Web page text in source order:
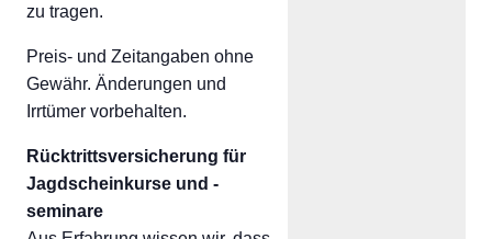
zu tragen.
Preis- und Zeitangaben ohne
Gewähr. Änderungen und
Irrtümer vorbehalten.
Rücktrittsversicherung für
Jagdscheinkurse und -
seminare